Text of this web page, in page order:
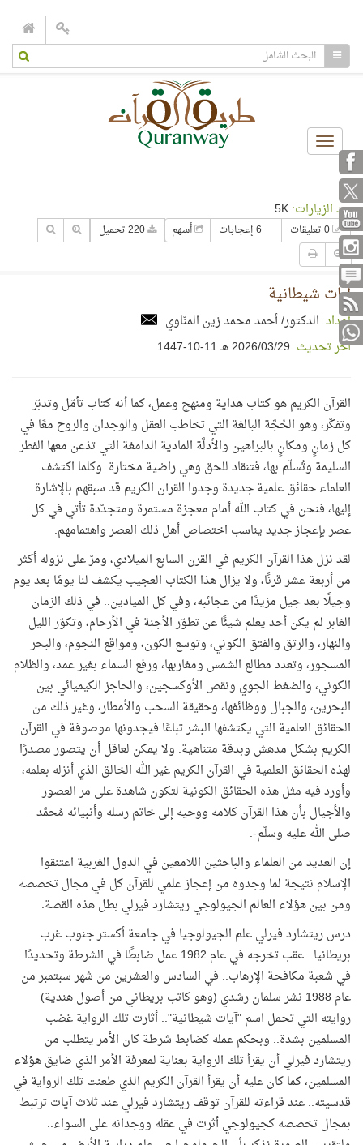
Toggle
navigation
عدد الزيارات:
6 إعجابات أسهم
آيات شيطانية
إعداد: الدكتور/ أحمد محمد زين المنّاوي
آخر تحديث: 29‏/03‏/2026 هـ 11-10-1447
القرآن الكريم هو كتاب هداية ومنهج وعمل، كما أنه كتاب تأمّل وتدبّر
وتفكّر، وهو الحُجَّة البالغة التي تخاطب العقل والوجدان والروح معًا في
كل زمانٍ ومكانٍ بالبراهين والأدلَّة المادية الدامغة التي تذعن معها الفطر
السليمة وتُسلّم بها، فتنقاد للحق وهي راضية مختارة. وكلما اكتشف
العلماء حقائق علمية جديدة وجدوا القرآن الكريم قد سبقهم بالإشارة
إليها، فنحن في كتاب الله أمام معجزة مستمرة ومتجدّدة تأتي في كل
عصر بإعجاز جديد يناسب اختصاص أهل ذلك العصر واهتمامهم.
لقد نزل هذا القرآن الكريم في القرن السابع الميلادي، ومرّ على نزوله أكثر
من أربعة عشر قرنًا، ولا يزال هذا الكتاب العجيب يكشف لنا يومًا بعد يوم
وجيلًا بعد جيل مزيدًا من عجائبه، وفي كل الميادين.. في ذلك الزمان
الغابر لم يكن أحد يعلم شيئًا عن تطوّر الأجنة في الأرحام، وتكوّر الليل
والنهار، والرتق والفتق الكوني، وتوسع الكون، ومواقع النجوم، والبحر
المسجور، وتعدد مطالع الشمس ومغاربها، ورفع السماء بغير عمد، والظلام
الكوني، والضغط الجوي ونقص الأوكسجين، والحاجز الكيميائي بين
البحرين، والجبال ووظائفها، وحقيقة السحب والأمطار، وغير ذلك من
الحقائق العلمية التي يكتشفها البشر تباعًا فيجدونها موصوفة في القرآن
الكريم بشكل مدهش وبدقة متناهية. ولا يمكن لعاقل أن يتصور مصدرًا
لهذه الحقائق العلمية في القرآن الكريم غير الله الخالق الذي أنزله بعلمه،
وأورد فيه مثل هذه الحقائق الكونية لتكون شاهدة على مر العصور
والأجيال بأن هذا القرآن كلامه ووحيه إلى خاتم رسله وأنبيائه مُحمَّد –
صلى الله عليه وسلّم-.
إن العديد من العلماء والباحثين اللامعين في الدول الغربية اعتنقوا
الإسلام نتيجة لما وجدوه من إعجاز علمي للقرآن كل في مجال تخصصه
ومن بين هؤلاء العالم الجيولوجي ريتشارد فيرلي بطل هذه القصة.
درس ريتشارد فيرلي علم الجيولوجيا في جامعة أكستر جنوب غرب
بريطانيا.. عقب تخرجه في عام 1982 عمل ضابطًا في الشرطة وتحديدًا
في شعبة مكافحة الإرهاب.. في السادس والعشرين من شهر سبتمبر من
عام 1988 نشر سلمان رشدي (وهو كاتب بريطاني من أصول هندية)
روايته التي تحمل اسم "آيات شيطانية".. أثارت تلك الرواية غضب
المسلمين بشدة.. وبحكم عمله كضابط شرطة كان الأمر يتطلب من
ريتشارد فيرلي أن يقرأ تلك الرواية بعناية لمعرفة الأمر الذي ضايق هؤلاء
المسلمين، كما كان عليه أن يقرأ القرآن الكريم الذي طعنت تلك الرواية في
قدسيته.. عند قراءته للقرآن توقف ريتشارد فيرلي عند ثلاث آيات ترتبط
بمجال تخصصه كجيولوجي أثرت في عقله ووجدانه على السواء..